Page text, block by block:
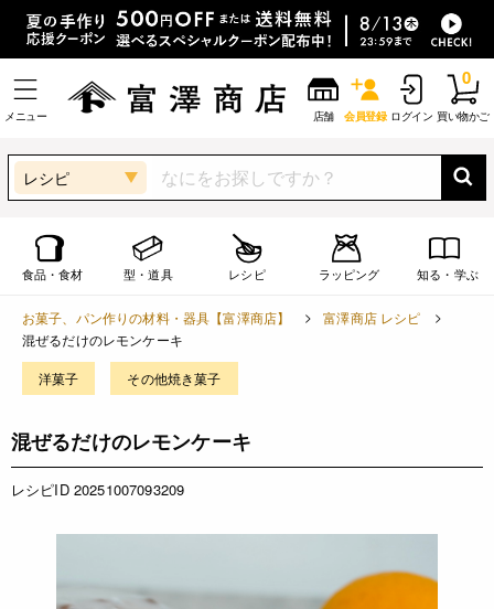
メニュー 店舗 会員登録 ログイン 買い物かご
0
レシピ
食品・食材 型・道具 レシピ ラッピング 知る・学ぶ
お菓子、パン作りの材料・器具【富澤商店】
富澤商店 レシピ
混ぜるだけのレモンケーキ
洋菓子 その他焼き菓子
混ぜるだけのレモンケーキ
レシピID 20251007093209